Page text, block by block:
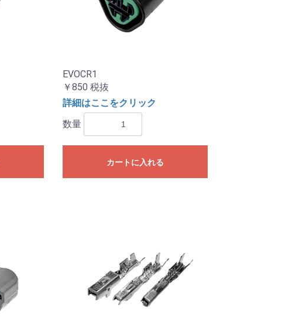
EVOCR1
￥850 税抜
詳細はここをクリック
数量
カートに入れる